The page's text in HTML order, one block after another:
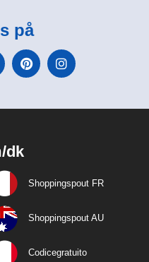
på
dk
Shoppingspout FR
Shoppingspout AU
Codicegratuito